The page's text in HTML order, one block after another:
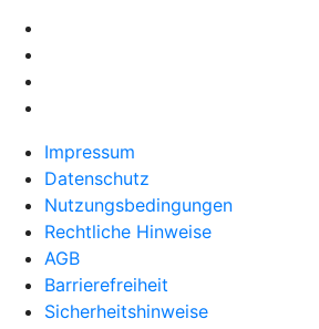
Impressum
Datenschutz
Nutzungsbedingungen
Rechtliche Hinweise
AGB
Barrierefreiheit
Sicherheitshinweise